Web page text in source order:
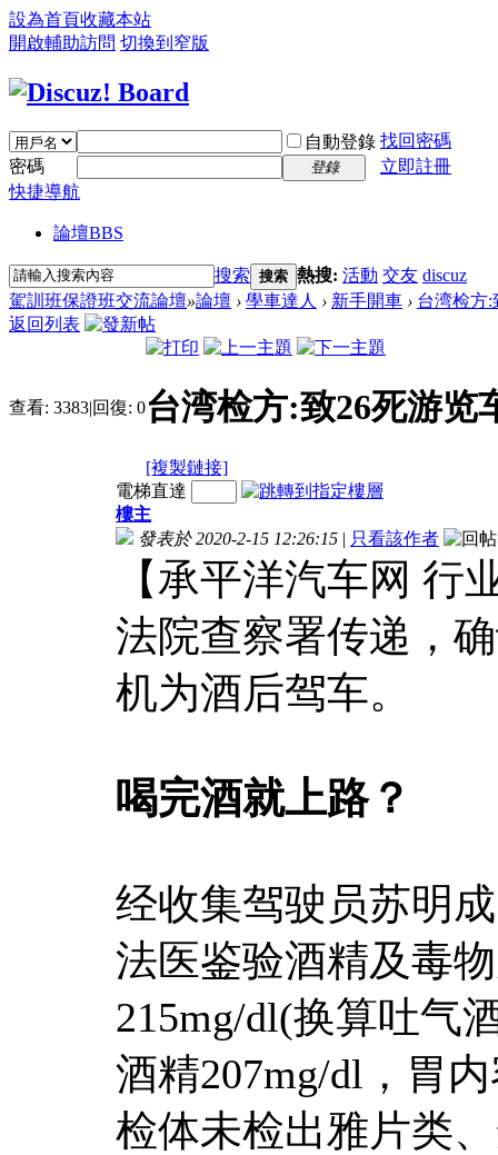
設為首頁收藏本站
開啟輔助訪問 切換到窄版
自動登錄 找回密碼
密碼
登錄
立即註冊
快捷導航
論壇BBS
搜索 搜索 熱搜: 活動 交友 discuz
駕訓班保證班交流論壇»論壇 › 學車達人 › 新手開車 › 台湾检方:
返回列表
查看: 3383|回復: 0台湾检方:致26死游览
[複製鏈接]
電梯直達
樓主
發表於 2020-2-15 12:26:15 | 只看該作者
【承平洋汽车网 行
法院查察署传递，
机为酒后驾车。
喝完酒就上路？
经收集驾驶员苏明
法医鉴验酒精及毒
215mg/dl(换算吐气
酒精207mg/dl，胃
检体未检出雅片类